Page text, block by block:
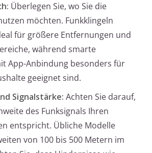
Überlegen Sie, wo Sie die
möchten. Funkklingeln
für größere Entfernungen und
während smarte
App-Anbindung besonders für
geeignet sind.
Signalstärke: Achten Sie darauf,
des Funksignals Ihren
entspricht. Übliche Modelle
von 100 bis 500 Metern im